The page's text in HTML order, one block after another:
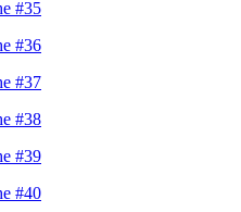
#35
#36
#37
#38
#39
#40